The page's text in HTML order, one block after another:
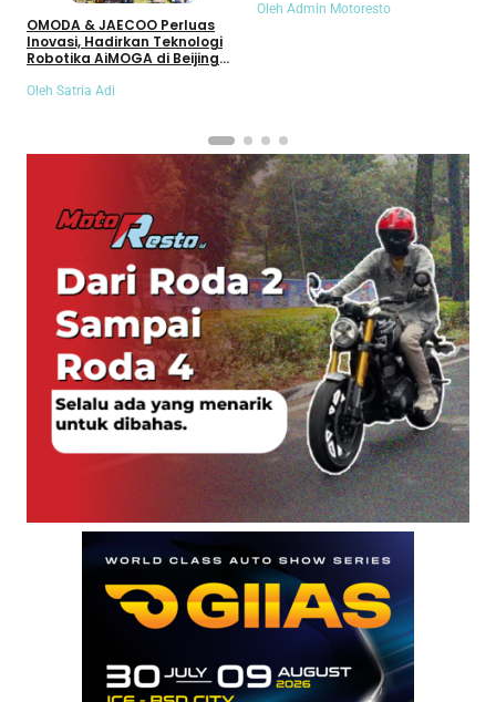
OMODA & JAECOO Perluas
Inovasi, Hadirkan Teknologi
Robotika AiMOGA di Beijing
Oleh Satria Adi
Oleh Admin Motoresto